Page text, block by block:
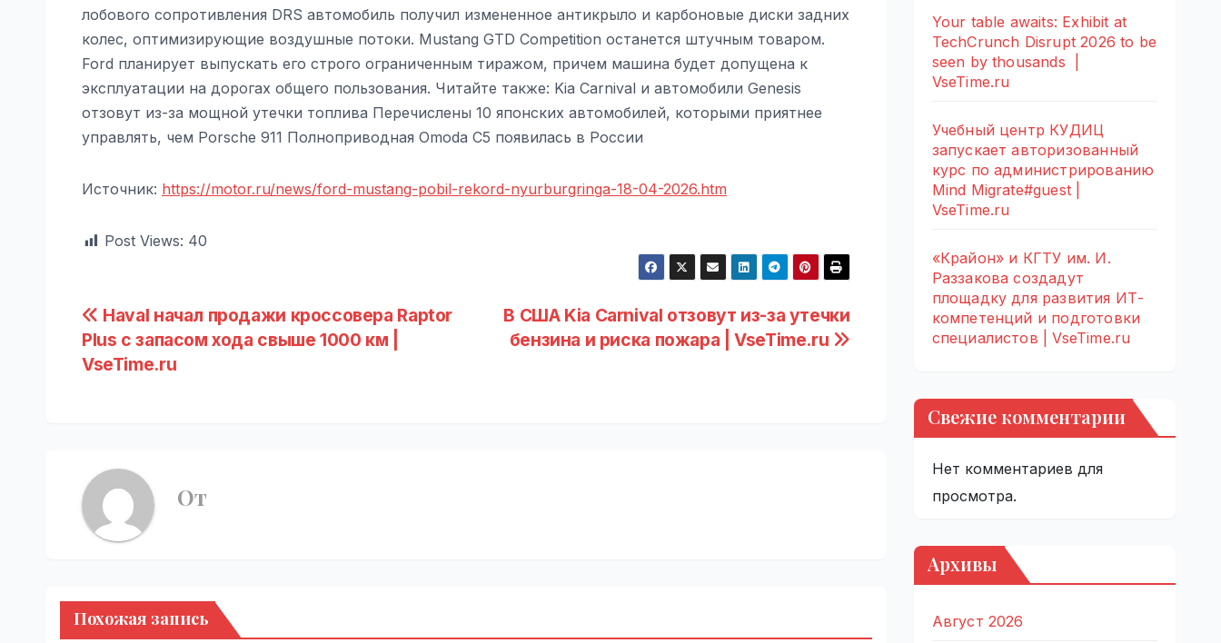
лобового сопротивления DRS автомобиль получил измененное антикрыло и карбоновые диски задних
колес, оптимизирующие воздушные потоки. Mustang GTD Competition останется штучным товаром.
Ford планирует выпускать его строго ограниченным тиражом, причем машина будет допущена к
эксплуатации на дорогах общего пользования. Читайте также: Kia Carnival и автомобили Genesis
отзовут из-за мощной утечки топлива Перечислены 10 японских автомобилей, которыми приятнее
управлять, чем Porsche 911 Полноприводная Omoda C5 появилась в России
Источник: https://motor.ru/news/ford-mustang-pobil-rekord-nyurburgringa-18-04-2026.htm
Post Views: 40
Навигация
по
В США Kia Carnival отзовут из-за утечки
бензина и риска пожара | VseTime.ru
Haval начал продажи кроссовера Raptor
Plus с запасом хода свыше 1000 км |
VseTime.ru
От
Похожая запись
Your table awaits: Exhibit at
TechCrunch Disrupt 2026 to be
seen by thousands |
VseTime.ru
Учебный центр КУДИЦ
запускает авторизованный
курс по администрированию
Mind Migrate#guest |
VseTime.ru
«Крайон» и КГТУ им. И.
Раззакова создадут
площадку для развития ИТ-
компетенций и подготовки
специалистов | VseTime.ru
Свежие комментарии
Нет комментариев для
просмотра.
Архивы
Август 2026